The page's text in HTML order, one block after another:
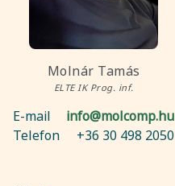
Molnár Tamás
ELTE IK Prog. inf.
E-mail
info@molcomp.hu
Telefon
+36 30 498 2050